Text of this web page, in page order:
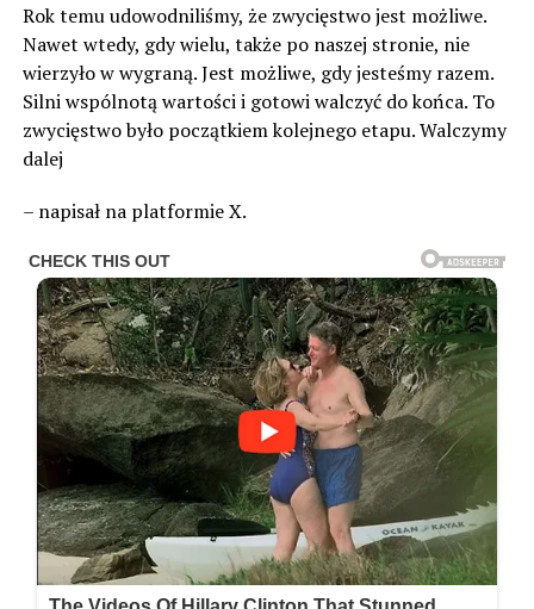
Rok temu udowodniliśmy, że zwycięstwo jest możliwe.
Nawet wtedy, gdy wielu, także po naszej stronie, nie
wierzyło w wygraną. Jest możliwe, gdy jesteśmy razem.
Silni wspólnotą wartości i gotowi walczyć do końca. To
zwycięstwo było początkiem kolejnego etapu. Walczymy
dalej
– napisał na platformie X.